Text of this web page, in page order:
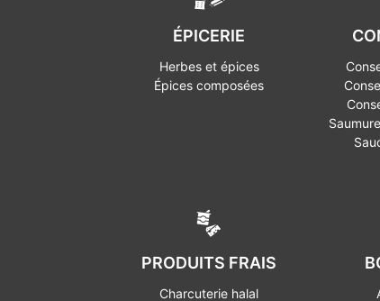
ÉPICERIE
Herbes et épices
Épices composées
PRODUITS FRAIS
Charcuterie halal